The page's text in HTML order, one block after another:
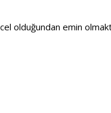
olduğundan emin